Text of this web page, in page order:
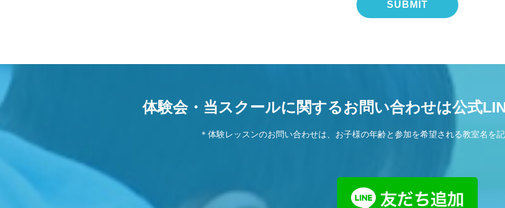
体験会・当スクールに関するお問い合わせは公式
＊体験レッスンのお問い合わせは、お子様の年齢と参加を希望される教室名を